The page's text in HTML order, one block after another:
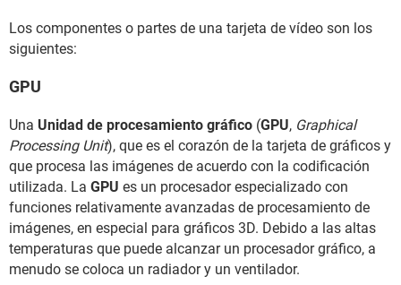
Los componentes o partes de una tarjeta de vídeo son los
siguientes:
GPU
Una Unidad de procesamiento gráfico (GPU, Graphical
Processing Unit), que es el corazón de la tarjeta de gráficos y
que procesa las imágenes de acuerdo con la codificación
utilizada. La GPU es un procesador especializado con
funciones relativamente avanzadas de procesamiento de
imágenes, en especial para gráficos 3D. Debido a las altas
temperaturas que puede alcanzar un procesador gráfico, a
menudo se coloca un radiador y un ventilador.